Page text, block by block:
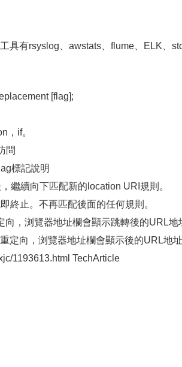
具有rsyslog、awstats、flume、ELK、
[flag];
，if。
問
標記說明
繼續向下匹配新的location URI規則。
終止。不再匹配後面的任何規則。
，浏覽器地址欄會顯示跳轉後的URL地
定向，浏覽器地址欄會顯示後的URL地址
1193613.html TechArticle